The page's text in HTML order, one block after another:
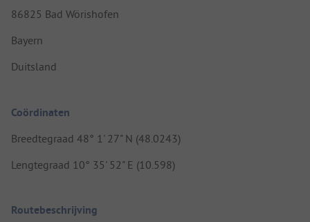
86825 Bad Wörishofen
Bayern
Duitsland
Coördinaten
Breedtegraad 48° 1' 27" N (48.0243)
Lengtegraad 10° 35' 52" E (10.598)
Routebeschrijving